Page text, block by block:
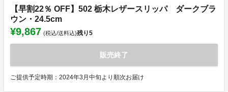
【早割22％ OFF】502 栃木レザースリッパ ダークブラ
ウン・24.5cm
¥9,867 (税込/送料込)残り5
販売終了
ご提供予定時期：2024年3月中旬より順次お届け